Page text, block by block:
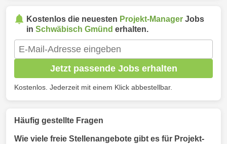
Kostenlos die neuesten Projekt-Manager Jobs
in Schwäbisch Gmünd erhalten.
Jetzt passende Jobs erhalten
Kostenlos. Jederzeit mit einem Klick abbestellbar.
Häufig gestellte Fragen
Wie viele freie Stellenangebote gibt es für Projekt-